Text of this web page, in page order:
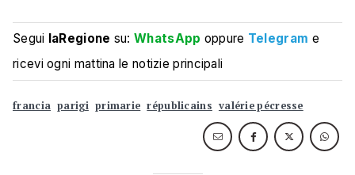
Segui laRegione su:WhatsApp oppure Telegram e
ricevi ogni mattina le notizie principali
francia parigi primarie républicains valérie pécresse